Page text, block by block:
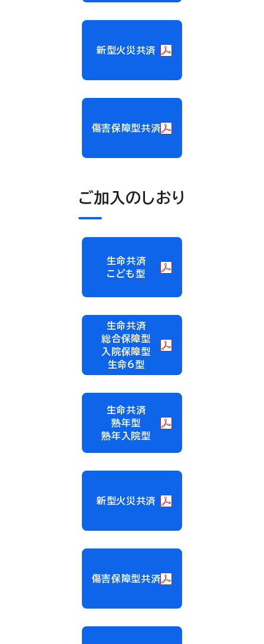
新型火災共済
傷害保障型共済
ご加入のしおり
生命共済
こども型
生命共済
総合保障型
入院保障型
生命6型
生命共済
熟年型
熟年入院型
新型火災共済
傷害保障型共済